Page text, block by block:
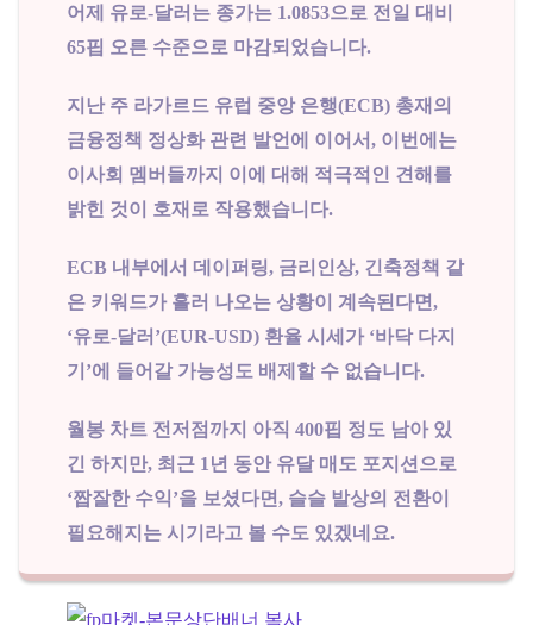
어제 유로-달러는 종가는 1.0853으로 전일 대비
65핍 오른 수준으로 마감되었습니다.
지난 주 라가르드 유럽 중앙 은행(ECB) 총재의
금융정책 정상화 관련 발언에 이어서, 이번에는
이사회 멤버들까지 이에 대해 적극적인 견해를
밝힌 것이 호재로 작용했습니다.
ECB 내부에서 데이퍼링, 금리인상, 긴축정책 같
은 키워드가 흘러 나오는 상황이 계속된다면,
‘유로-달러’(EUR-USD) 환율 시세가 ‘바닥 다지
기’에 들어갈 가능성도 배제할 수 없습니다.
월봉 차트 전저점까지 아직 400핍 정도 남아 있
긴 하지만, 최근 1년 동안 유달 매도 포지션으로
‘짭잘한 수익’을 보셨다면, 슬슬 발상의 전환이
필요해지는 시기라고 볼 수도 있겠네요.